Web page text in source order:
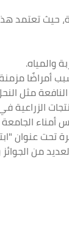
حيث تعتمد
الجامعة
تحت
من